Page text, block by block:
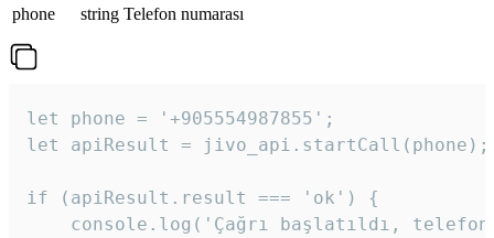
phone
string Telefon numarası
let phone = '+905554987855';
let apiResult = jivo_api.startCall(phone);
if (apiResult.result === 'ok') {
console.log('Çağrı başlatıldı,